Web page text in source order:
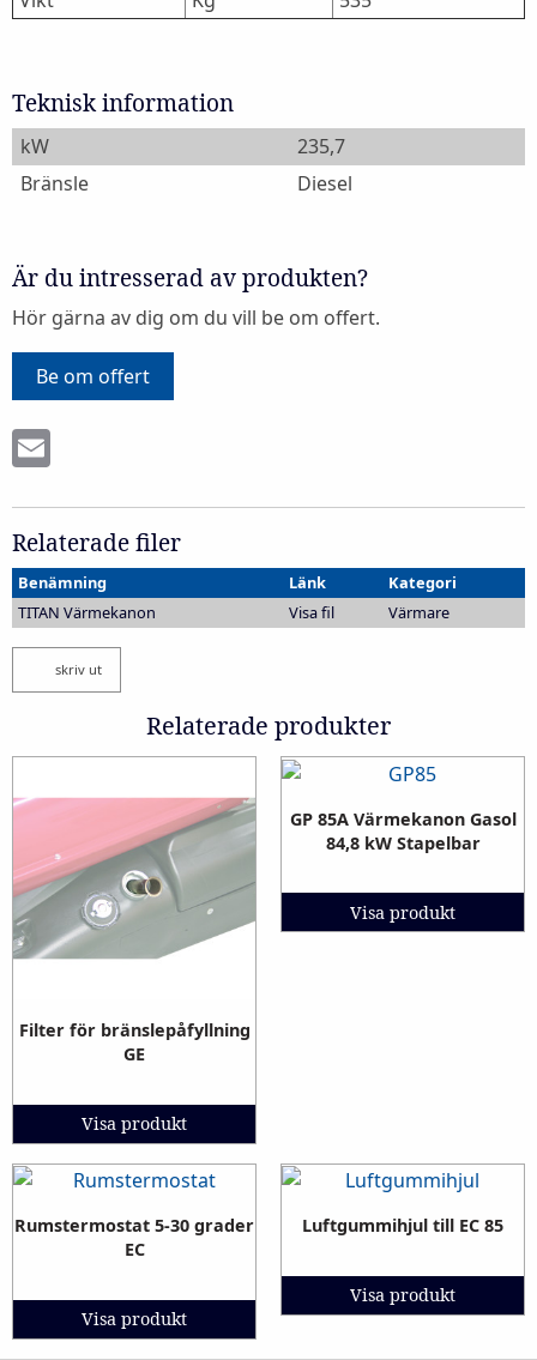
Teknisk information
kW
235,7
Bränsle
Diesel
Är du intresserad av produkten?
Hör gärna av dig om du vill be om offert.
Be om offert
Relaterade filer
Benämning Länk
Kategori
TITAN Värmekanon
Visa fil Värmare
skriv ut
Relaterade produkter
Filter för bränslepåfyllning
GE
Visa produkt
GP 85A Värmekanon Gasol
84,8 kW Stapelbar
Visa produkt
Rumstermostat 5-30 grader
EC
Visa produkt
Luftgummihjul till EC 85
Visa produkt